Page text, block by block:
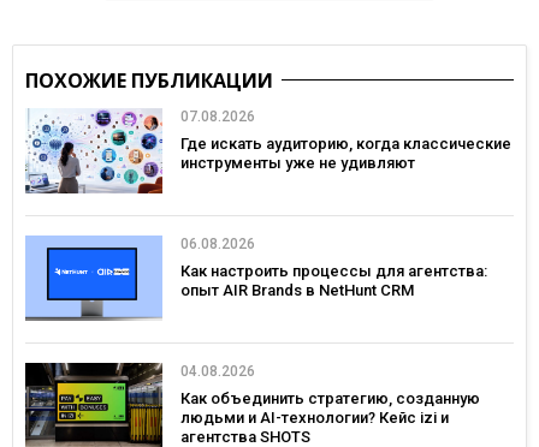
ПОХОЖИЕ ПУБЛИКАЦИИ
07.08.2026
Где искать аудиторию, когда классические
инструменты уже не удивляют
06.08.2026
Как настроить процессы для агентства:
опыт AIR Brands в NetHunt CRM
04.08.2026
Как объединить стратегию, созданную
людьми и AI-технологии? Кейс izi и
агентства SHOTS